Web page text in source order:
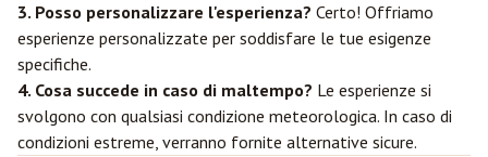
3. Posso personalizzare l'esperienza? Certo! Offriamo
esperienze personalizzate per soddisfare le tue esigenze
specifiche.
4. Cosa succede in caso di maltempo? Le esperienze si
svolgono con qualsiasi condizione meteorologica. In caso di
condizioni estreme, verranno fornite alternative sicure.